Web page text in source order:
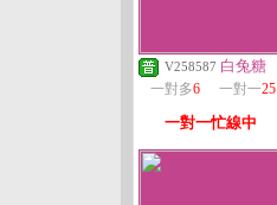
V258587 白兔糖
一對多6 一對一25
一對一忙線中